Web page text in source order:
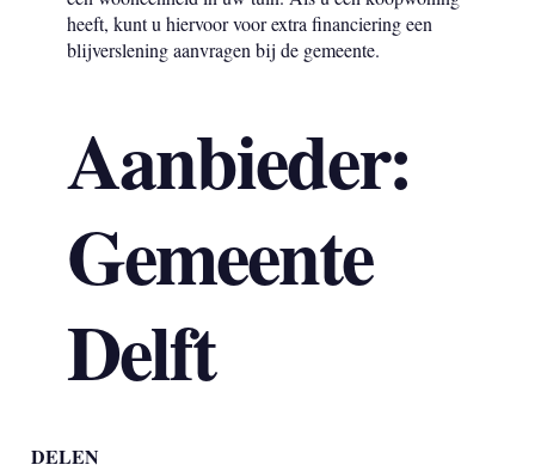
heeft, kunt u hiervoor voor extra financiering een
blijverslening aanvragen bij de gemeente.
Aanbieder:
Gemeente
Delft
DELEN